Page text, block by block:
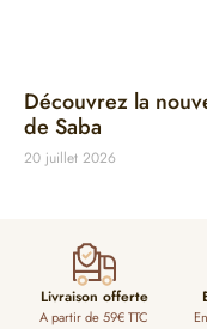
Découvrez la
de Saba
20 juillet 2026
Livraison offerte
A partir de 59€ TTC